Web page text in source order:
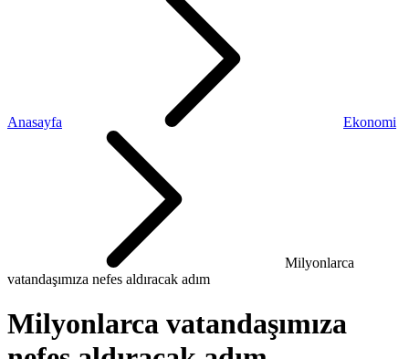
Anasayfa Ekonomi
Milyonlarca
vatandaşımıza nefes aldıracak adım
Milyonlarca vatandaşımıza